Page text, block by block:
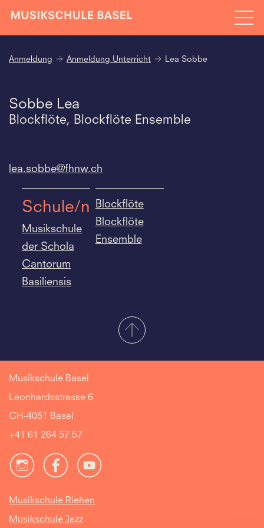
Anmeldung Anmeldung Unterricht Lea Sobbe
Sobbe Lea
Blockflöte, Blockflöte Ensemble
lea.sobbe@fhnw.ch
Schule/n
Musikschule
der Schola
Cantorum
Basiliensis
Blockflöte
Blockflöte
Ensemble
Musikschule Basel
Leonhardsstrasse 6
CH-4051 Basel
+41 61 264 57 57
Musikschule Riehen
Musikschule Jazz